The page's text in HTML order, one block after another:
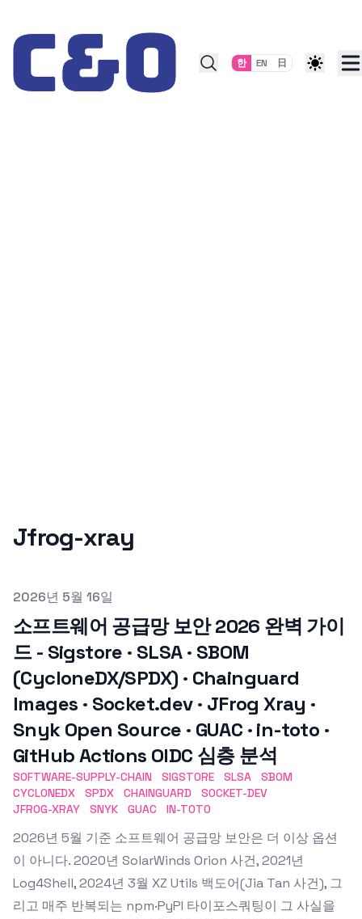
한 EN 日
Jfrog-xray
Published on
2026년 5월 16일
소프트웨어 공급망 보안 2026 완벽 가이
드 - Sigstore · SLSA · SBOM
(CycloneDX/SPDX) · Chainguard
Images · Socket.dev · JFrog Xray ·
Snyk Open Source · GUAC · in-toto ·
GitHub Actions OIDC 심층 분석
SOFTWARE-SUPPLY-CHAIN SIGSTORE SLSA
SBOM
CYCLONEDX
SPDX CHAINGUARD
SOCKET-DEV
JFROG-XRAY
SNYK GUAC IN-TOTO
2026년 5월 기준 소프트웨어 공급망 보안은 더 이상 옵션
이 아니다. 2020년 SolarWinds Orion 사건, 2021년
Log4Shell, 2024년 3월 XZ Utils 백도어(Jia Tan 사건), 그
리고 매주 반복되는 npm·PyPI 타이포스쿼팅이 그 사실을